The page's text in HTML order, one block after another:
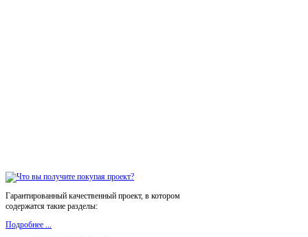
Гарантированный качественный проект, в котором
содержатся такие разделы:
Подробнее ...